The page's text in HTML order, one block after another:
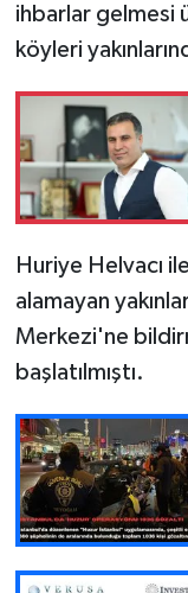
ihbarlar gelmesi
köyleri
Huriye Helvacı
alamayan
Merkezi'ne
başlatılmıştı.